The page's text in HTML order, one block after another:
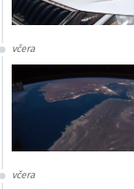
včera
včera